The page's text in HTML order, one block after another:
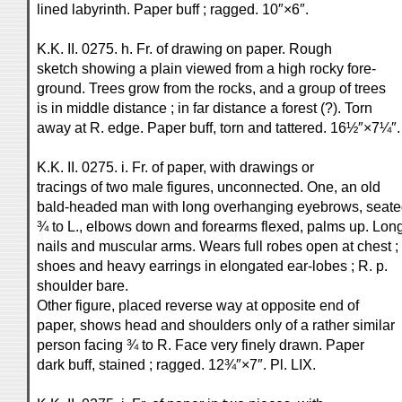
lined labyrinth. Paper buff ; ragged. 10″×6″.
K.K. II. 0275. h. Fr. of drawing on paper. Rough
sketch showing a plain viewed from a high rocky fore-
ground. Trees grow from the rocks, and a group of trees
is in middle distance ; in far distance a forest (?). Torn
away at R. edge. Paper buff, torn and tattered. 16½″×7¼″.
K.K. II. 0275. i. Fr. of paper, with drawings or
tracings of two male figures, unconnected. One, an old
bald-headed man with long overhanging eyebrows,
¾ to L., elbows down and forearms flexed, palms up.
nails and muscular arms. Wears full robes open at chest ;
shoes and heavy earrings in elongated ear-lobes ; R. p.
shoulder bare.
Other figure, placed reverse way at opposite end of
paper, shows head and shoulders only of a rather similar
person facing ¾ to R. Face very finely drawn. Paper
dark buff, stained ; ragged. 12¾″×7″. Pl. LIX.